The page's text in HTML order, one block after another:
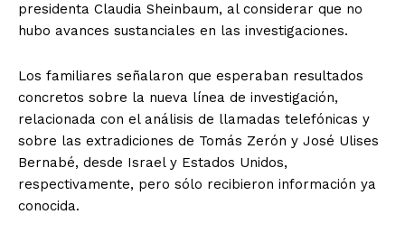
presidenta Claudia Sheinbaum, al considerar que no
hubo avances sustanciales en las investigaciones.
Los familiares señalaron que esperaban resultados
concretos sobre la nueva línea de investigación,
relacionada con el análisis de llamadas telefónicas y
sobre las extradiciones de Tomás Zerón y José Ulises
Bernabé, desde Israel y Estados Unidos,
respectivamente, pero sólo recibieron información ya
conocida.